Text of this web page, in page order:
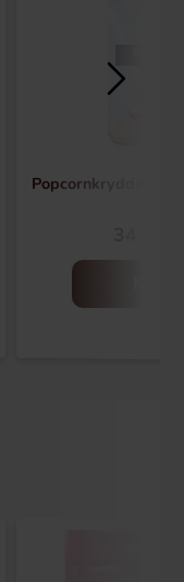
Popcornkrydda